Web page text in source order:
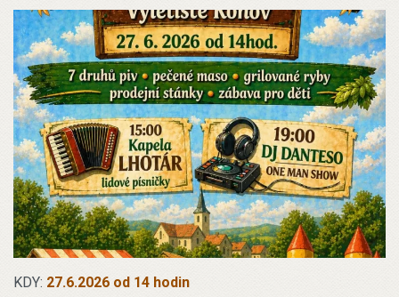
KDY: 27.6.2026 od 14 hodin